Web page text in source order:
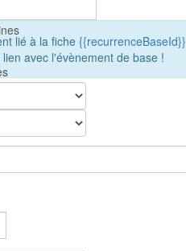
lié à la fiche {{recurrenceBaseId}}
avec l'évènement de base !